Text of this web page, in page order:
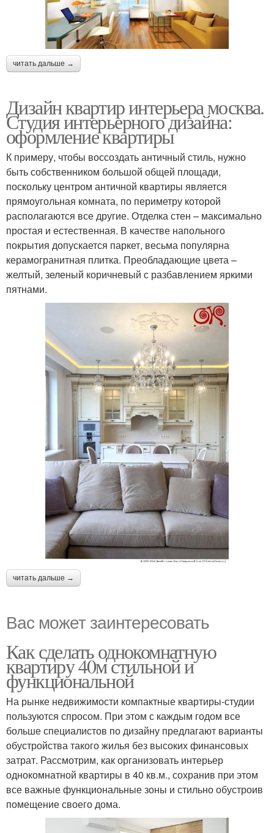
читать дальше →
Дизайн квартир интерьера москва.
Студия интерьерного дизайна:
оформление квартиры
К примеру, чтобы воссоздать античный стиль, нужно
быть собственником большой общей площади,
поскольку центром античной квартиры является
прямоугольная комната, по периметру которой
располагаются все другие. Отделка стен – максимально
простая и естественная. В качестве напольного
покрытия допускается паркет, весьма популярна
керамогранитная плитка. Преобладающие цвета –
желтый, зеленый коричневый с разбавлением яркими
пятнами.
читать дальше →
Вас может заинтересовать
Как сделать однокомнатную
квартиру 40м стильной и
функциональной
На рынке недвижимости компактные квартиры-студии
пользуются спросом. При этом с каждым годом все
больше специалистов по дизайну предлагают варианты
обустройства такого жилья без высоких финансовых
затрат. Рассмотрим, как организовать интерьер
однокомнатной квартиры в 40 кв.м., сохранив при этом
все важные функциональные зоны и стильно обустроив
помещение своего дома.